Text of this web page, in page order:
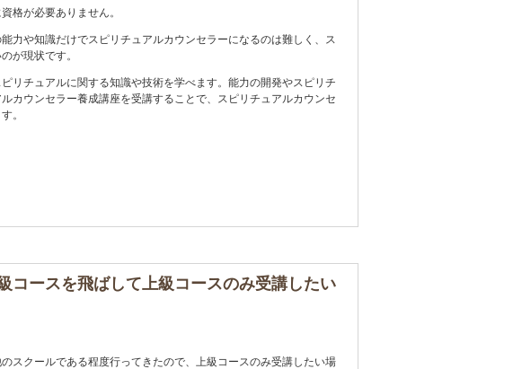
格が必要ありません。
力や知識だけでスピリチュアルカウンセラーになるのは難しく、ス
が現状です。
リチュアルに関する知識や技術を学べます。能力の開発やスピリチ
カウンセラー養成講座を受講することで、スピリチュアルカウンセ
。
コースを飛ばして上級コースのみ受講したい
スクールである程度行ってきたので、上級コースのみ受講したい場